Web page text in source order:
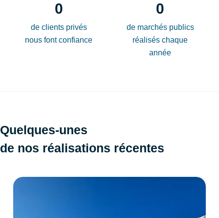
0
de clients privés
nous font confiance
0
de marchés publics
réalisés chaque
année
Quelques-unes
de nos réalisations récentes